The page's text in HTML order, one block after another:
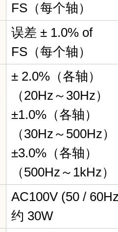
FS（每个轴）
误差 ± 1.0% of
FS（每个轴）
± 2.0%（各轴）
（20Hz～30Hz）
±1.0%（各轴）
（30Hz～500Hz）
±3.0%（各轴）
（500Hz～1kHz）
AC100V (50 /
约 30W